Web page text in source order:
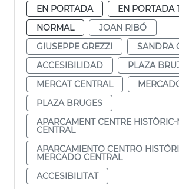
EN PORTADA
EN PORTADA
NORMAL
JOAN RIBÓ
GIUSEPPE GREZZI
SANDRA
ACCESIBILIDAD
PLAZA
MERCAT CENTRAL
PLAZA BRUGES
APARCAMENT CENTRE
CENTRAL
APARCAMIENTO CENTRO
MERCADO CENTRAL
ACCESIBILITAT